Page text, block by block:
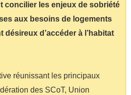
concilier les enjeux de sobriété
aux besoins de logements
d’accéder à l’habitat
réunissant les principaux
des SCoT, Union